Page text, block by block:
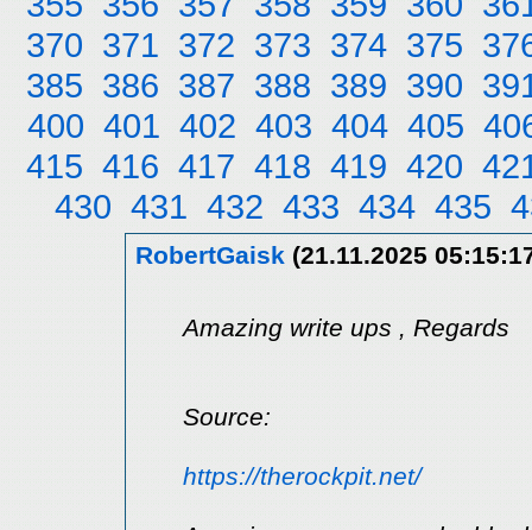
370 371 372 373 374 375
385 386 387 388 389 390
400 401 402 403 404 405
415 416 417 418 419 420
430 431 432 433 434 435
RobertGaisk (21.11.2025
Amazing write ups , Regards
Source:
https://therockpit.net/